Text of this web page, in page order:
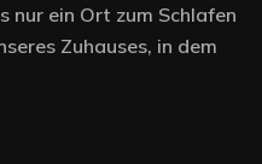
nur ein Ort zum Schlafen
Zuhauses, in dem